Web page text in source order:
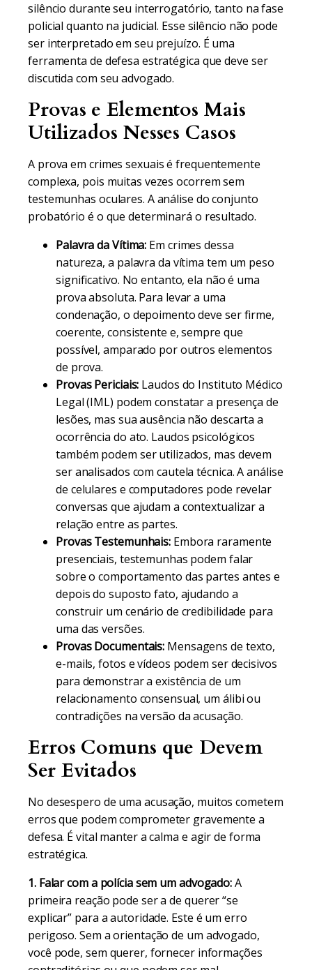
silêncio durante seu interrogatório, tanto na fase
policial quanto na judicial. Esse silêncio não pode
ser interpretado em seu prejuízo. É uma
ferramenta de defesa estratégica que deve ser
discutida com seu advogado.
Provas e Elementos Mais
Utilizados Nesses Casos
A prova em crimes sexuais é frequentemente
complexa, pois muitas vezes ocorrem sem
testemunhas oculares. A análise do conjunto
probatório é o que determinará o resultado.
Palavra da Vítima: Em crimes dessa
natureza, a palavra da vítima tem um peso
significativo. No entanto, ela não é uma
prova absoluta. Para levar a uma
condenação, o depoimento deve ser firme,
coerente, consistente e, sempre que
possível, amparado por outros elementos
de prova.
Provas Periciais: Laudos do Instituto Médico
Legal (IML) podem constatar a presença de
lesões, mas sua ausência não descarta a
ocorrência do ato. Laudos psicológicos
também podem ser utilizados, mas devem
ser analisados com cautela técnica. A análise
de celulares e computadores pode revelar
conversas que ajudam a contextualizar a
relação entre as partes.
Provas Testemunhais: Embora raramente
presenciais, testemunhas podem falar
sobre o comportamento das partes antes e
depois do suposto fato, ajudando a
construir um cenário de credibilidade para
uma das versões.
Provas Documentais: Mensagens de texto,
e-mails, fotos e vídeos podem ser decisivos
para demonstrar a existência de um
relacionamento consensual, um álibi ou
contradições na versão da acusação.
Erros Comuns que Devem
Ser Evitados
No desespero de uma acusação, muitos cometem
erros que podem comprometer gravemente a
defesa. É vital manter a calma e agir de forma
estratégica.
1. Falar com a polícia sem um advogado:A
primeira reação pode ser a de querer “se
explicar” para a autoridade. Este é um erro
perigoso. Sem a orientação de um advogado,
você pode, sem querer, fornecer informações